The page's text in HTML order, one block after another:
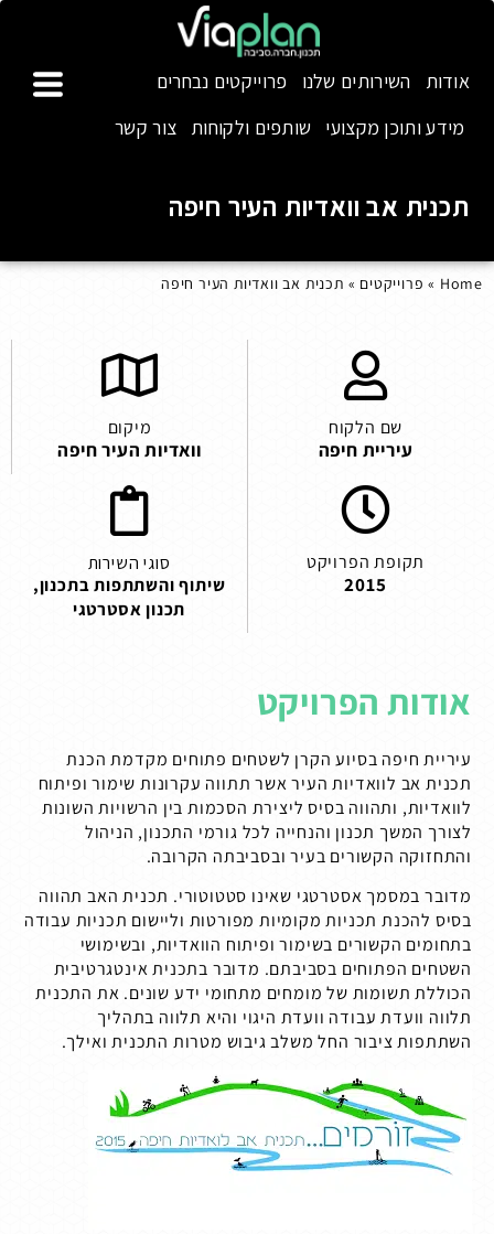
אודות השירותים שלנו
פרוייקטים נבחרים
מידע ותוכן מקצועי
שותפים ולקוחות צור קשר
תכנית אב וואדיות העיר חיפה
Home
» פרוייקטים » תכנית אב וואדיות העיר חיפה
שם הלקוח
עיריית חיפה
מיקום
וואדיות העיר חיפה
תקופת הפרויקט
2015
סוגי השירות
שיתוף והשתתפות בתכנון,
תכנון אסטרטגי
אודות הפרויקט
עיריית חיפה בסיוע הקרן לשטחים פתוחים מקדמת הכנת
תכנית אב לוואדיות העיר אשר תתווה עקרונות שימור ופיתוח
לוואדיות, ותהווה בסיס ליצירת הסכמות בין הרשויות השונות
לצורך המשך תכנון והנחייה לכל גורמי התכנון, הניהול
והתחזוקה הקשורים בעיר ובסביבתה הקרובה.
מדובר במסמך אסטרטגי שאינו סטטוטורי. תכנית האב תהווה
בסיס להכנת תכניות מקומיות מפורטות וליישום תכניות עבודה
בתחומים הקשורים בשימור ופיתוח הוואדיות, ובשימושי
השטחים הפתוחים בסביבתם. מדובר בתכנית אינטגרטיבית
הכוללת תשומות של מומחים מתחומי ידע שונים. את התכנית
תלווה וועדת עבודה וועדת היגוי והיא תלווה בתהליך
השתתפות ציבור החל משלב גיבוש מטרות התכנית ואילך.